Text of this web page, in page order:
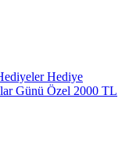
Hediye
Günü Özel 2000 TL